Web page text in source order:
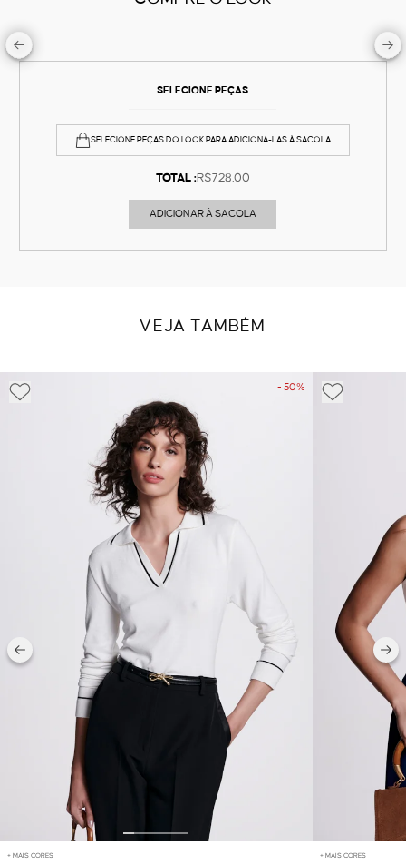
SELECIONE PEÇAS
SELECIONE PEÇAS DO LOOK PARA ADICIONÁ-LAS À SACOLA
TOTAL :R$728,00
ADICIONAR À SACOLA
VEJA TAMBÉM
- 50%
+ MAIS CORES + MAIS CORES